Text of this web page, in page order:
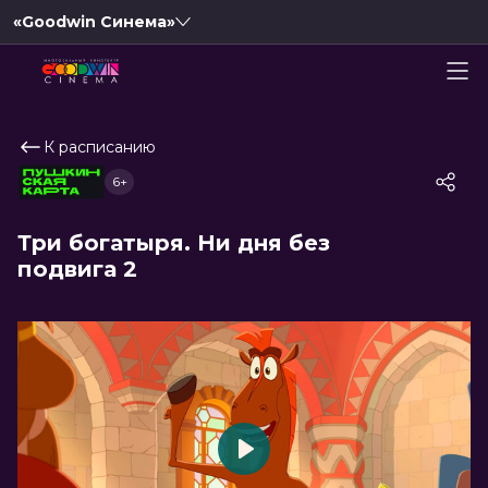
«Goodwin Синема»
К расписанию
Три богатыря. Ни дня без
подвига 2
6+
Play